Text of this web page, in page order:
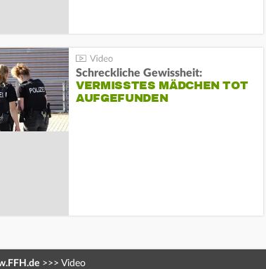
Schreckliche Gewissheit:
VERMISSTES MÄDCHEN TOT
AUFGEFUNDEN
>>> Video